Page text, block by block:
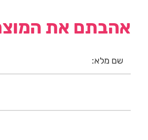
אהבתם את